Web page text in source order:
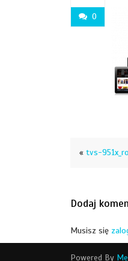
0
« tvs-
Dodaj
Musisz się
Powered By